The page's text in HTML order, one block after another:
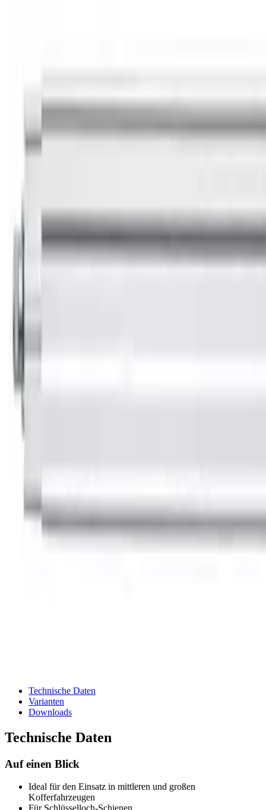
Technische Daten
Varianten
Downloads
Technische Daten
Auf einen Blick
Ideal für den Einsatz in mittleren und großen
Kofferfahrzeugen